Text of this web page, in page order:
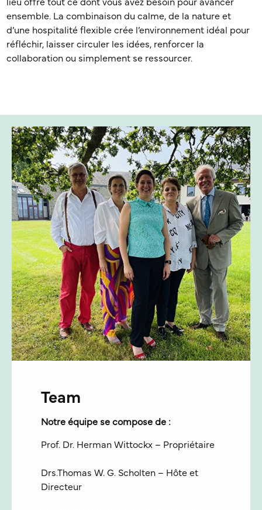
lieu offre tout ce dont vous avez besoin pour avancer
ensemble. La combinaison du calme, de la nature et
d’une hospitalité flexible crée l’environnement idéal pour
réfléchir, laisser circuler les idées, renforcer la
collaboration ou simplement se ressourcer.
Team
Notre équipe se compose de :
Prof. Dr. Herman Wittockx – Propriétaire
Drs.Thomas W. G. Scholten – Hôte et
Directeur